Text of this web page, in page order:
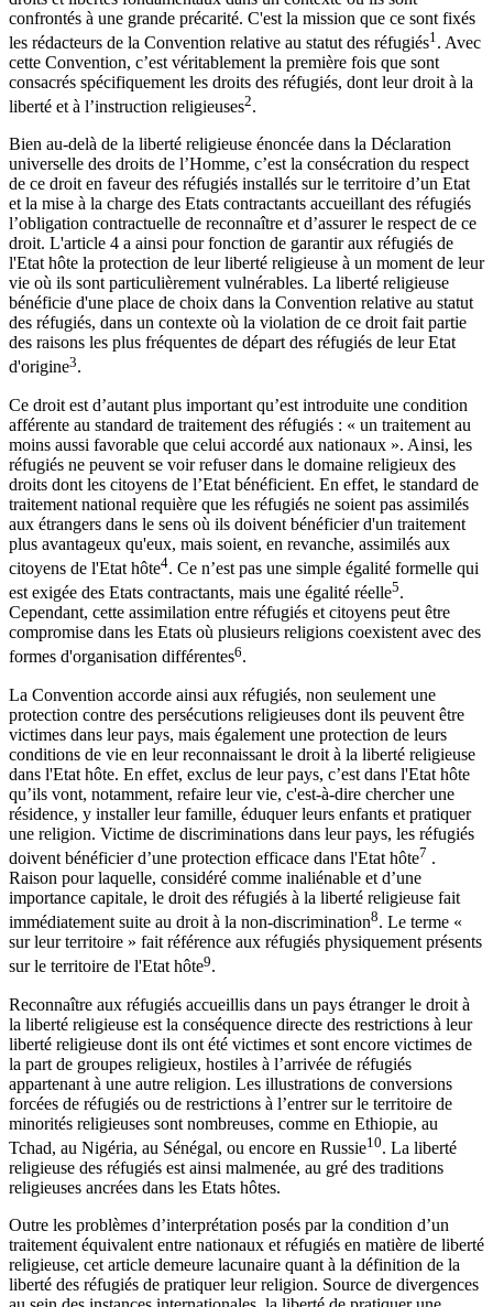
confrontés à une grande précarité. C'est la mission que ce sont fixés
les rédacteurs de la Convention relative au statut des réfugiés1 . Avec
cette Convention, c’est véritablement la première fois que sont
consacrés spécifiquement les droits des réfugiés, dont leur droit à la
liberté et à l’instruction religieuses2.
Bien au-delà de la liberté religieuse énoncée dans la Déclaration
universelle des droits de l’Homme, c’est la consécration du respect
de ce droit en faveur des réfugiés installés sur le territoire d’un Etat
et la mise à la charge des Etats contractants accueillant des réfugiés
l’obligation contractuelle de reconnaître et d’assurer le respect de ce
droit. L'article 4 a ainsi pour fonction de garantir aux réfugiés de
l'Etat hôte la protection de leur liberté religieuse à un moment de leur
vie où ils sont particulièrement vulnérables. La liberté religieuse
bénéficie d'une place de choix dans la Convention relative au statut
des réfugiés, dans un contexte où la violation de ce droit fait partie
des raisons les plus fréquentes de départ des réfugiés de leur Etat
d'origine3.
Ce droit est d’autant plus important qu’est introduite une condition
afférente au standard de traitement des réfugiés : « un traitement au
moins aussi favorable que celui accordé aux nationaux ». Ainsi, les
réfugiés ne peuvent se voir refuser dans le domaine religieux des
droits dont les citoyens de l’Etat bénéficient. En effet, le standard de
traitement national requière que les réfugiés ne soient pas assimilés
aux étrangers dans le sens où ils doivent bénéficier d'un traitement
plus avantageux qu'eux, mais soient, en revanche, assimilés aux
citoyens de l'Etat hôte4. Ce n’est pas une simple égalité formelle qui
est exigée des Etats contractants, mais une égalité réelle5.
Cependant, cette assimilation entre réfugiés et citoyens peut être
compromise dans les Etats où plusieurs religions coexistent avec des
formes d'organisation différentes6.
La Convention accorde ainsi aux réfugiés, non seulement une
protection contre des persécutions religieuses dont ils peuvent être
victimes dans leur pays, mais également une protection de leurs
conditions de vie en leur reconnaissant le droit à la liberté religieuse
dans l'Etat hôte. En effet, exclus de leur pays, c’est dans l'Etat hôte
qu’ils vont, notamment, refaire leur vie, c'est-à-dire chercher une
résidence, y installer leur famille, éduquer leurs enfants et pratiquer
une religion. Victime de discriminations dans leur pays, les réfugiés
doivent bénéficier d’une protection efficace dans l'Etat hôte7 .
Raison pour laquelle, considéré comme inaliénable et d’une
importance capitale, le droit des réfugiés à la liberté religieuse fait
immédiatement suite au droit à la non-discrimination8. Le terme «
sur leur territoire » fait référence aux réfugiés physiquement présents
sur le territoire de l'Etat hôte9.
Reconnaître aux réfugiés accueillis dans un pays étranger le droit à
la liberté religieuse est la conséquence directe des restrictions à leur
liberté religieuse dont ils ont été victimes et sont encore victimes de
la part de groupes religieux, hostiles à l’arrivée de réfugiés
appartenant à une autre religion. Les illustrations de conversions
forcées de réfugiés ou de restrictions à l’entrer sur le territoire de
minorités religieuses sont nombreuses, comme en Ethiopie, au
Tchad, au Nigéria, au Sénégal, ou encore en Russie10. La liberté
religieuse des réfugiés est ainsi malmenée, au gré des traditions
religieuses ancrées dans les Etats hôtes.
Outre les problèmes d’interprétation posés par la condition d’un
traitement équivalent entre nationaux et réfugiés en matière de liberté
religieuse, cet article demeure lacunaire quant à la définition de la
liberté des réfugiés de pratiquer leur religion. Source de divergences